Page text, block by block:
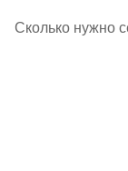
Сколько нужно